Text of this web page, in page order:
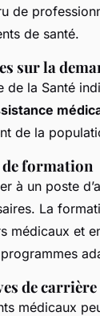
de
de santé.
sur la
de la Santé
de la
de formation
à un poste
La
médicaux et
de carrière
médicaux